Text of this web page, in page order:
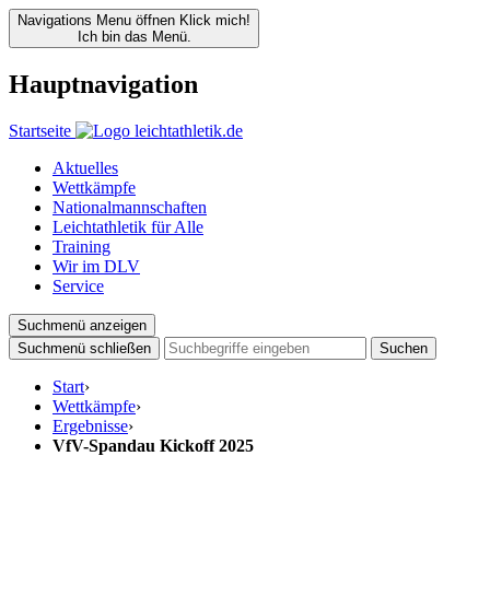
Navigations Menu öffnen Klick mich!
Ich bin das Menü.
Hauptnavigation
Startseite
Aktuelles
Wettkämpfe
Nationalmannschaften
Leichtathletik für Alle
Training
Wir im DLV
Service
Suchmenü anzeigen
Suchmenü schließen
Suchen
Start›
Wettkämpfe›
Ergebnisse›
VfV-Spandau Kickoff 2025